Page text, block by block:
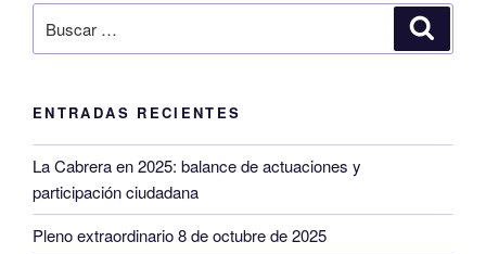
por:
ENTRADAS RECIENTES
La Cabrera en 2025: balance de actuaciones y
participación ciudadana
Pleno extraordinario 8 de octubre de 2025